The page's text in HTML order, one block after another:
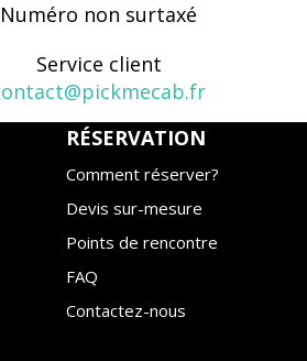
Numéro non surtaxé
Service client
RÉSERVATION
Comment réserver?
Devis sur-mesure
Points de rencontre
FAQ
Contactez-nous